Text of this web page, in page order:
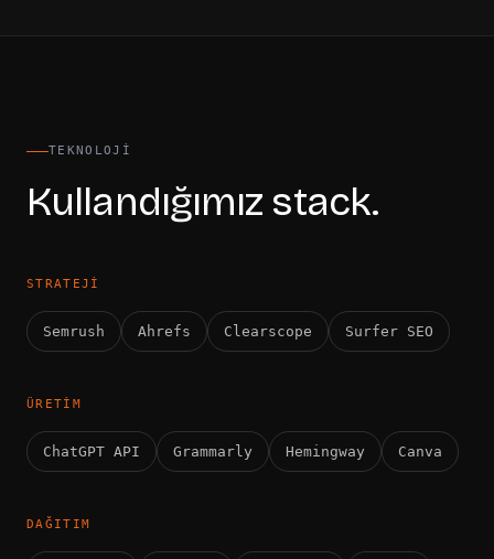
TEKNOLOJI
Kullandığımız stack.
STRATEJI
Semrush Ahrefs Clearscope Surfer SEO
ÜRETIM
ChatGPT API Grammarly Hemingway Canva
DAĞITIM